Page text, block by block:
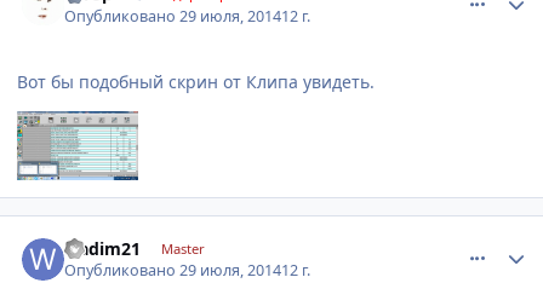
Опубликовано29 июля, 201412 г.
Вот бы подобный скрин от Клипа увидеть.
wadim21 Master
Опубликовано29 июля, 201412 г.